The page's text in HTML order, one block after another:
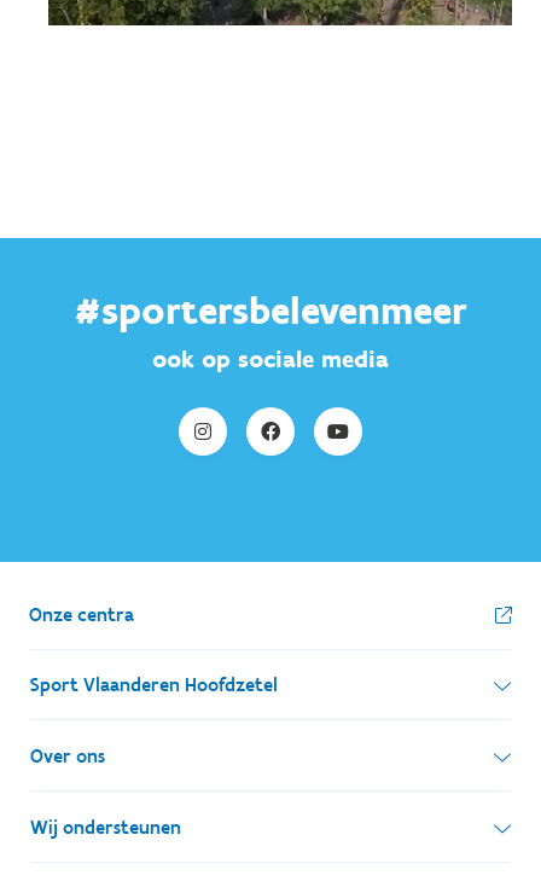
#sportersbelevenmeer
ook op sociale media
Onze centra
Sport Vlaanderen Hoofdzetel
Simon Bolivarlaan 17
1000 Brussel
Ondernemingsnummer: BE 0248.142.826
Over ons
Wie zijn we, wat doen we
Onze centra
Wij ondersteunen